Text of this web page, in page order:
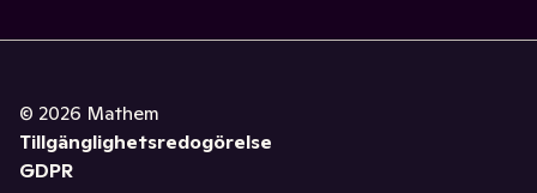
© 2026 Mathem
Tillgänglighetsredogörelse
GDPR